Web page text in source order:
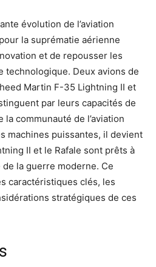
évolution de l’aviation
la suprématie aérienne
et de repousser les
technologique. Deux avions de
Martin F-35 Lightning II et
par leurs capacités de
communauté de l’aviation
machines puissantes, il devient
II et le Rafale sont prêts à
la guerre moderne. Ce
caractéristiques clés, les
stratégiques de ces